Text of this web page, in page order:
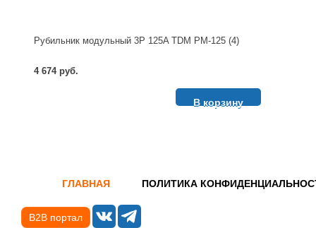
Рубильник модульный 3P 125A TDM РМ-125 (4)
4 674 руб.
В корзину
ГЛАВНАЯ ПОЛИТИКА
B2B портал